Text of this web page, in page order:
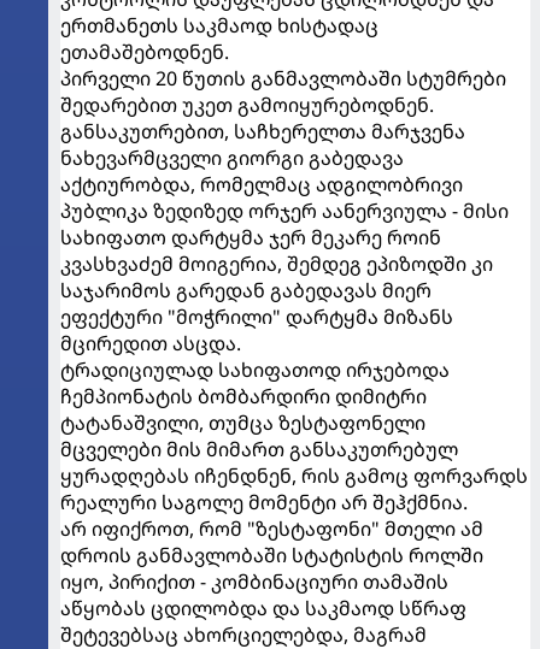
ერთმანეთს საკმაოდ ხისტადაც
ეთამაშებოდნენ.
პირველი 20 წუთის განმავლობაში სტუმრები
შედარებით უკეთ გამოიყურებოდნენ.
განსაკუთრებით, საჩხერელთა მარჯვენა
ნახევარმცველი გიორგი გაბედავა
აქტიურობდა, რომელმაც ადგილობრივი
პუბლიკა ზედიზედ ორჯერ აანერვიულა - მისი
სახიფათო დარტყმა ჯერ მეკარე როინ
კვასხვაძემ მოიგერია, შემდეგ ეპიზოდში კი
საჯარიმოს გარედან გაბედავას მიერ
ეფექტური "მოჭრილი" დარტყმა მიზანს
მცირედით ასცდა.
ტრადიციულად სახიფათოდ ირჯებოდა
ჩემპიონატის ბომბარდირი დიმიტრი
ტატანაშვილი, თუმცა ზესტაფონელი
მცველები მის მიმართ განსაკუთრებულ
ყურადღებას იჩენდნენ, რის გამოც ფორვარდს
რეალური საგოლე მომენტი არ შეჰქმნია.
არ იფიქროთ, რომ "ზესტაფონი" მთელი ამ
დროის განმავლობაში სტატისტის როლში
იყო, პირიქით - კომბინაციური თამაშის
აწყობას ცდილობდა და საკმაოდ სწრაფ
შეტევებსაც ახორციელებდა, მაგრამ